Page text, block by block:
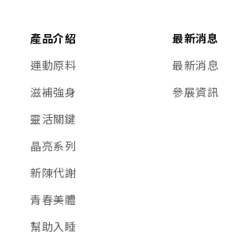
產品介紹
運動原料
滋補強身
靈活關鍵
晶亮系列
新陳代謝
青春美體
幫助入睡
最新消息
最新消息
參展資訊